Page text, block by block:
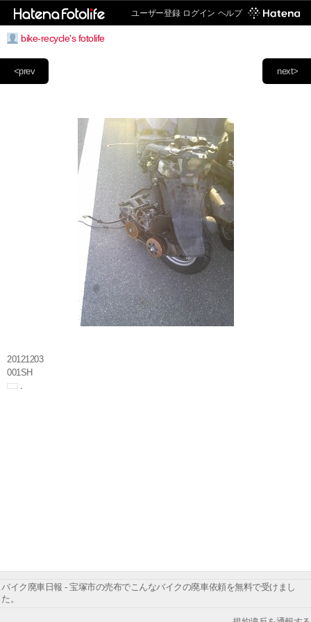
ユーザー登録 ログイン ヘルプ
bike-recycle's fotolife
next>
<prev
20121203
001SH
バイク廃車日報 - 宝塚市の売布でこんなバイクの廃車依頼を無料で受けまし
た。